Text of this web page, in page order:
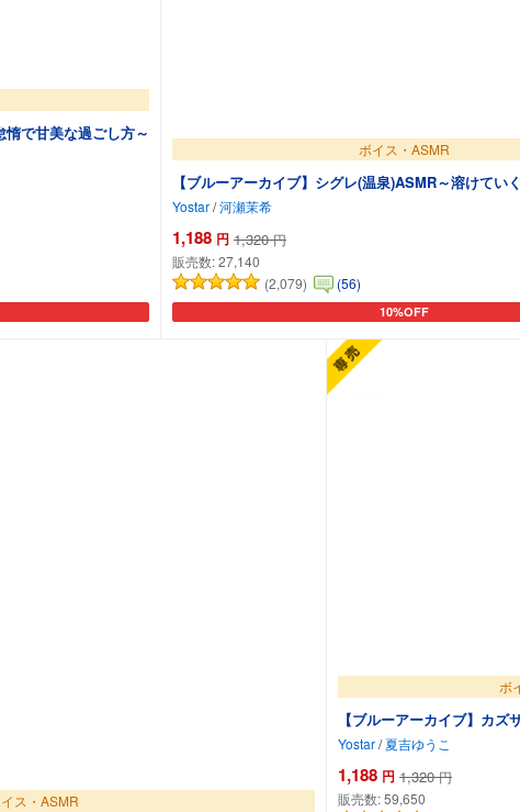
で甘美な過ごし方～
ボイス・ASMR
【ブルーアーカイブ】シグレ(温泉)ASMR～溶けてい
Yostar/河瀬茉希
1,188 円 1,320 円
販売数:27,140
(2,079)
(56)
10%OFF
カートに追加
ス・ASMR
ボ
【ブルーアーカイブ】カ
Yostar/ 夏吉ゆうこ
1,188 円 1,320 円
販売数:59,650